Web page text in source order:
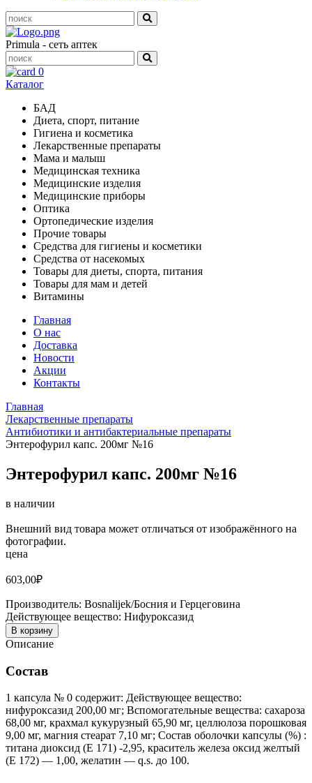
Primula - сеть аптек
0
Каталог
БАД
Диета, спорт, питание
Гигиена и косметика
Лекарственные препараты
Мама и малыш
Медицинская техника
Медицинские изделия
Медицинские приборы
Оптика
Ортопедические изделия
Прочие товары
Средства для гигиены и косметики
Средства от насекомых
Товары для диеты, спорта, питания
Товары для мам и детей
Витамины
Главная
О нас
Доставка
Новости
Акции
Контакты
Главная
Лекарственные препараты
Антибиотики и антибактериальные препараты
Энтерофурил капс. 200мг №16
Энтерофурил капс. 200мг №16
в наличии
Внешний вид товара может отличаться от изображённого на
фотографии.
цена
603,00₽
Производитель: Bosnalijek/Босния и Герцеговина
Действующее вещество: Нифуроксазид
В корзину
Описание
Состав
1 капсула № 0 содержит: Действующее вещество:
нифуроксазид 200,00 мг; Вспомогательные вещества: сахароза
68,00 мг, крахмал кукурузный 65,90 мг, целлюлоза порошковая
9,00 мг, магния стеарат 7,10 мг; Состав оболочки капсулы (%) :
титана диоксид (Е 171) -2,95, краситель железа оксид желтый
(Е 172) — 1,00, желатин — q.s. до 100.